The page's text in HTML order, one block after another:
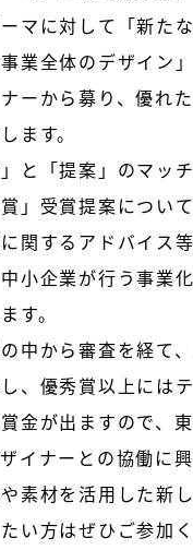
マに対して「新た
業全体のデザイン
ーから募り、優れ
ます。
」と「提案」のマッ
賞」受賞提案につい
関するアドバイス
小企業が行う事業
す。
中から審査を経て
、優秀賞以上には
金が出ますので、
イナーとの協働に
素材を活用した新
い方はぜひご参加く